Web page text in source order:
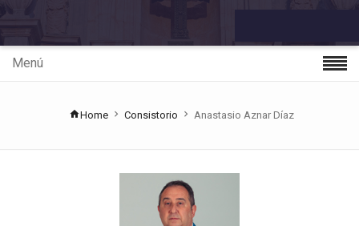
Menú
Home Consistorio Anastasio Aznar Díaz